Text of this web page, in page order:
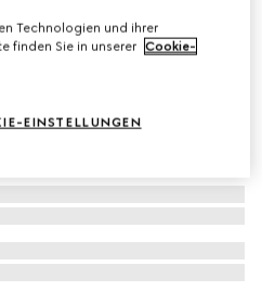
Technologien und ihrer
finden Sie in unserer Cookie-
EINSTELLUNGEN